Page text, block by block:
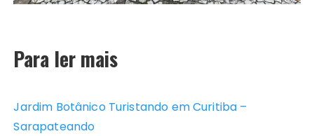
Para ler mais
Jardim Botânico Turistando em Curitiba –
Sarapateando